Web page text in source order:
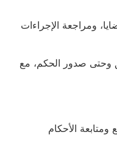
ومراجعة الإجراءات
وحتى صدور الحكم، مع
الأحكام